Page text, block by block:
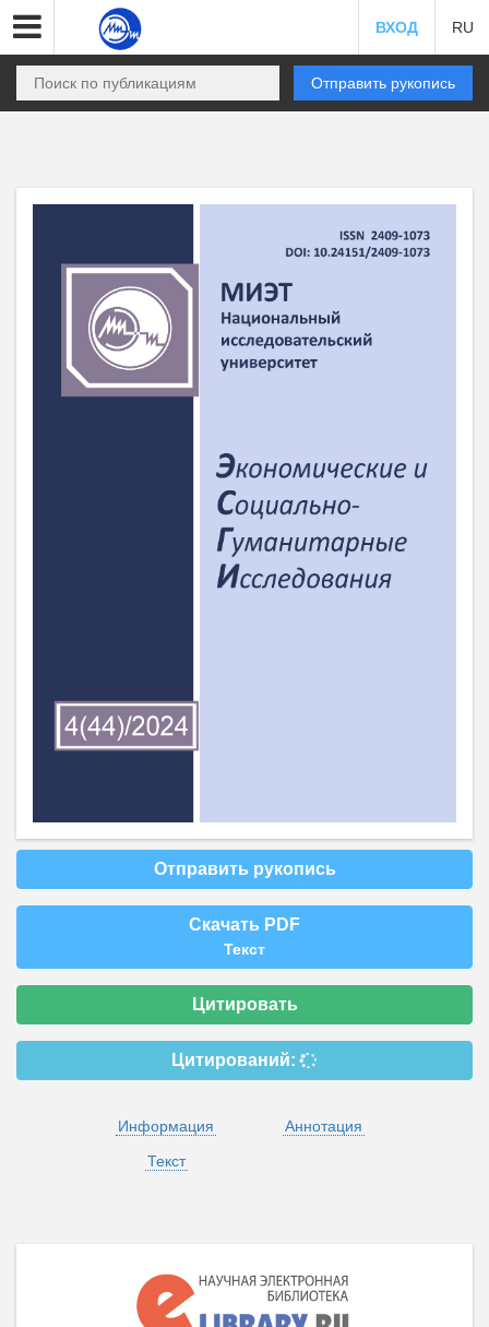
ВХОД RU
Отправить рукопись
Отправить рукопись
Скачать PDF
Текст
Цитировать
Цитирований:
Информация
Аннотация
Текст